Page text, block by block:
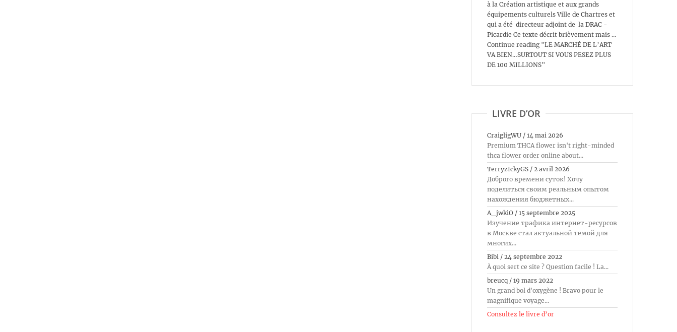
à la Création artistique et aux grands
équipements culturels Ville de Chartres et
qui a été directeur adjoint de la DRAC -
Picardie Ce texte décrit brièvement mais …
Continue reading "LE MARCHÉ DE L’ART
VA BIEN…SURTOUT SI VOUS PESEZ PLUS
DE 100 MILLIONS"
LIVRE D’OR
CraigligWU / 14 mai 2026
Premium THCA flower isn't right-minded
thca flower order online about...
TerryzIckyGS / 2 avril 2026
Доброго времени суток! Хочу
поделиться своим реальным опытом
нахождения бюджетных...
A_jwkiO / 15 septembre 2025
Изучение трафика интернет-ресурсов
в Москве стал актуальной темой для
многих...
Bibi / 24 septembre 2022
À quoi sert ce site ? Question facile ! La...
breucq / 19 mars 2022
Un grand bol d'oxygène ! Bravo pour le
magnifique voyage...
Consultez le livre d’or